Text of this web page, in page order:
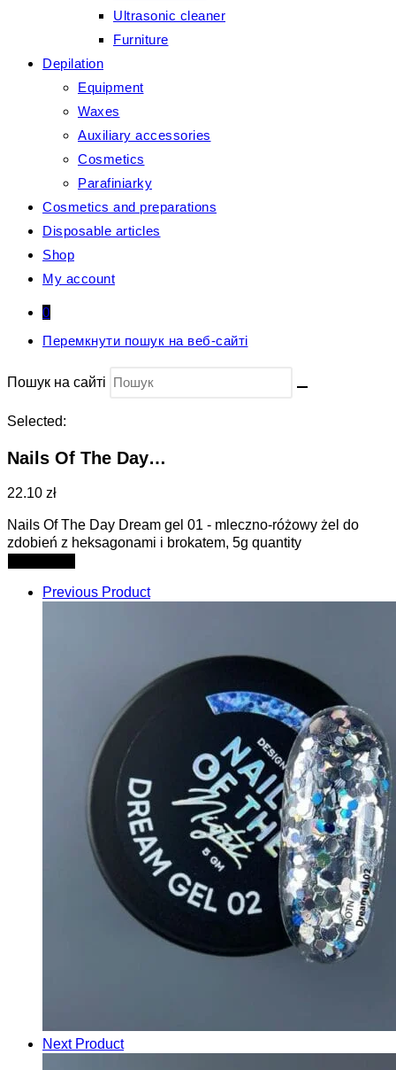
Ultrasonic cleaner
Furniture
Depilation
Equipment
Waxes
Auxiliary accessories
Cosmetics
Parafiniarky
Cosmetics and preparations
Disposable articles
Shop
My account
0
Перемкнути пошук на веб-сайті
Пошук на сайті
Selected:
Nails Of The Day…
22.10 zł
Nails Of The Day Dream gel 01 - mleczno-różowy żel do
zdobień z heksagonami i brokatem, 5g quantity
Previous Product
Next Product